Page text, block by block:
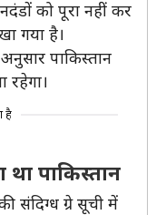
को पूरा नहीं कर
गया है।
पाकिस्तान
है
पाकिस्तान
संदिग्ध ग्रे सूची में